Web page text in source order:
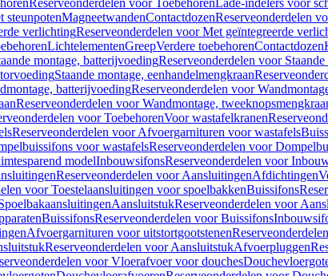
Reserveonderdelen voor ToebehorenLade-indelers voor
steunpotenMagneetwandenContactdozenReserveonderdelen
verlichtingReserveonderdelen voor Met geïntegreerde
LichtelementenGreepVerdere toebehorenContactdozen
montage, batterijvoedingReserveonderdelen voor
Staande montage, eenhandelmengkraan
batterijvoedingReserveonderdelen voor
Reserveonderdelen voor Wandmontage,
voor ToebehorenVoor wastafelkranen
Reserveonderdelen voor Afvoergarnituren voor wastafels
voor wastafelsReserveonderdelen voor
modelInbouwsifonsReserveonderdelen voor
Reserveonderdelen voor AansluitingenAfdichtingen
voor Toestelaansluitingen voor spoelbakkenBuissifons
AansluitstukReserveonderdelen voor
BuissifonsReserveonderdelen voor Buissifons
Afvoergarnituren voor uitstortgootstenen
Reserveonderdelen voor AansluitstukAfvoerpluggen
voor Vloerafvoer voor douches